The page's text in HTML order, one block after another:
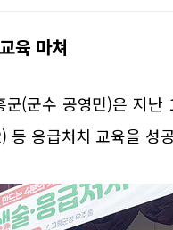
육 마쳐
군(군수 공영민)은 지난
응급처치 교육을 성